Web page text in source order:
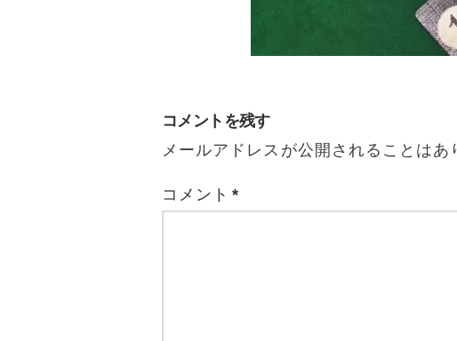
コメントを残す
メールアドレスが公開されることはあ
コメント*